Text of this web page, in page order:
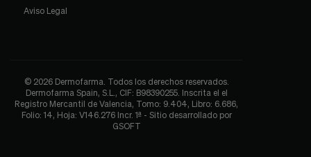
Aviso Legal
© 2026 Dermofarma. Todos los derechos reservados.
Dermofarma Spain, S.L., CIF: B98390255. Inscrita el el
Registro Mercantil de Valencia, Tomo: 9.404, Libro: 6.686,
Folio: 14, Hoja: V146.276 Incr. 1ª - Sitio desarrollado por
GSOFT